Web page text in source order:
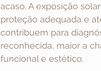
acaso. A exposição
proteção adequada e
contribuem para
reconhecida, maior a
funcional e estético.